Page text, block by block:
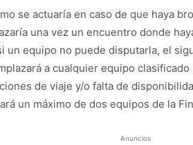
se actuaría en caso de que haya
una vez un encuentro donde
un equipo no puede disputarla, el
a cualquier equipo
de viaje y/o falta de
un máximo de dos equipos de la
Anuncios